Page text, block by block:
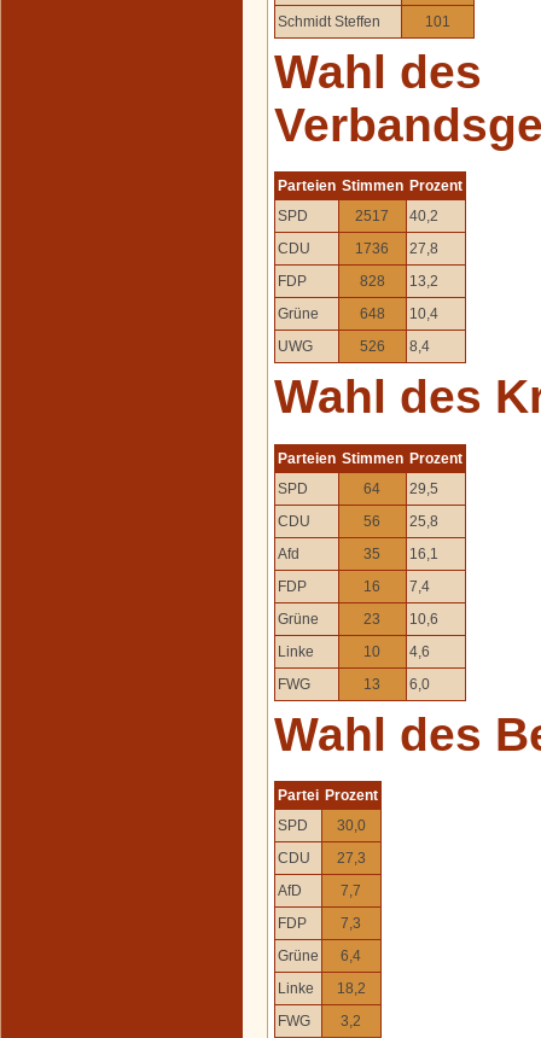
Schmidt Steffen
101
Wahl des
Parteien Stimmen Prozent
SPD
2517
40,2
CDU
1736
27,8
FDP
828
13,2
Grüne
648
10,4
UWG
526 8,4
Wahl des
Parteien Stimmen Prozent
SPD
64
29,5
CDU
56
25,8
Afd
35
16,1
FDP
16
7,4
Grüne
23
10,6
Linke
10
4,6
FWG
13 6,0
Wahl des
Partei Prozent
SPD
30,0
CDU
27,3
AfD
7,7
FDP
7,3
Grüne
6,4
Linke
18,2
FWG
3,2